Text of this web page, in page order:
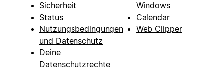
Sicherheit
Status
Nutzungsbedingungen
und Datenschutz
Deine
Datenschutzrechte
Windows
Calendar
Web Clipper